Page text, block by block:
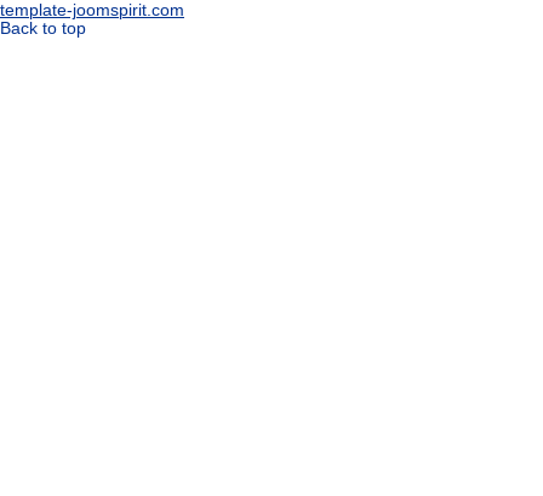
template-joomspirit.com
Back to top